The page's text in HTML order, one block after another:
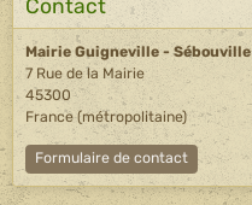
Contact
Mairie Guigneville - Sébouville
7 Rue de la Mairie
45300
France (métropolitaine)
Formulaire de contact